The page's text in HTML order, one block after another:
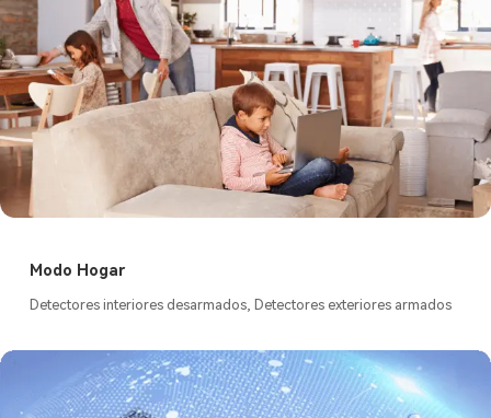
Modo Hogar
Detectores interiores desarmados, Detectores exteriores armados